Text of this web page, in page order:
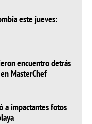
este jueves:
encuentro detrás
MasterChef
a impactantes fotos